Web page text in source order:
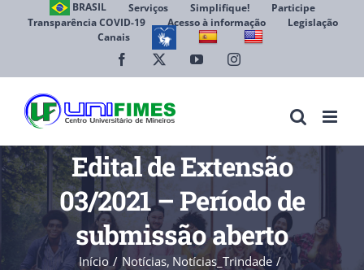
BRASIL Serviços Simplifique!
Participe
Transparência COVID-19
Acesso à informação
Legislação
Canais
Facebook YouTubeInstagram
Edital de Extensão
03/2021 – Período de
submissão aberto
Início Notícias Notícias_Trindade